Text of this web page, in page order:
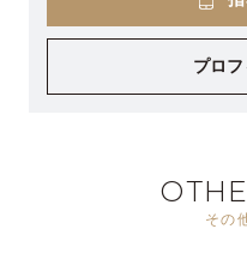
プロ
その